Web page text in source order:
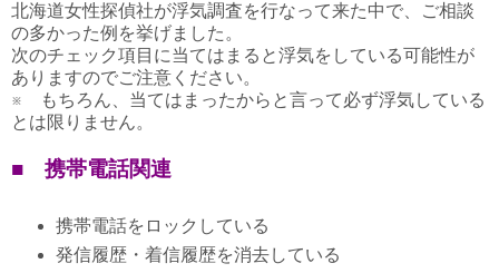
北海道女性探偵社が浮気調査を行なって来た中で、ご相談
の多かった例を挙げました。
次のチェック項目に当てはまると浮気をしている可能性が
ありますのでご注意ください。
※ もちろん、当てはまったからと言って必ず浮気している
とは限りません。
■ 携帯電話関連
携帯電話をロックしている
発信履歴・着信履歴を消去している